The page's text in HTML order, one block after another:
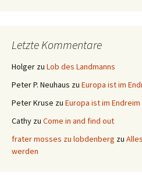
Letzte Kommentare
Holger zu Lob des Landmanns
Peter P. Neuhaus zu Europa ist im
Peter Kruse zu Europa ist im
Cathy zu Come in and find out
frater mosses zu lobdenberg zu
werden